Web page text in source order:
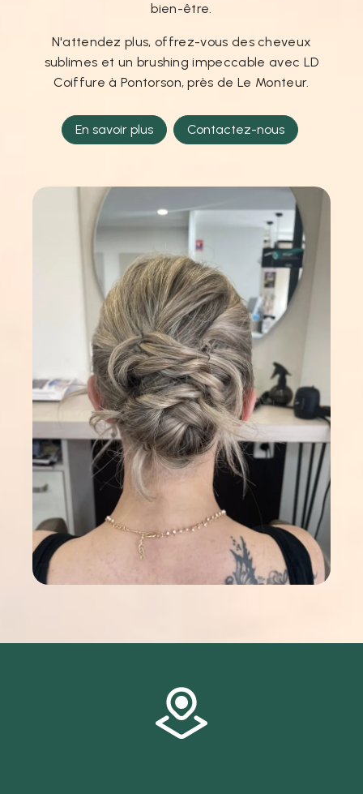
bien-être.
N'attendez plus, offrez-vous des cheveux
sublimes et un brushing impeccable avec LD
Coiffure à Pontorson, près de Le Monteur.
En savoir plus Contactez-nous